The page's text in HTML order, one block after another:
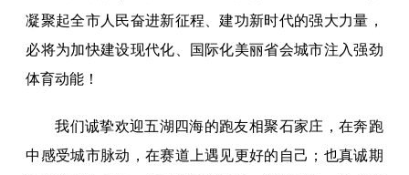
凝聚起全市人民奋进新征程、建功新时代的强大力量，
必将为加快建设现代化、国际化美丽省会城市注入强劲
体育动能！
我们诚挚欢迎五湖四海的跑友相聚石家庄，在奔跑
中感受城市脉动，在赛道上遇见更好的自己；也真诚期